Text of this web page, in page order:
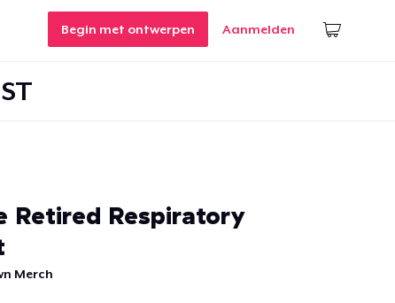
Begin met ontwerpen Aanmelden
Retired Respiratory
Merch